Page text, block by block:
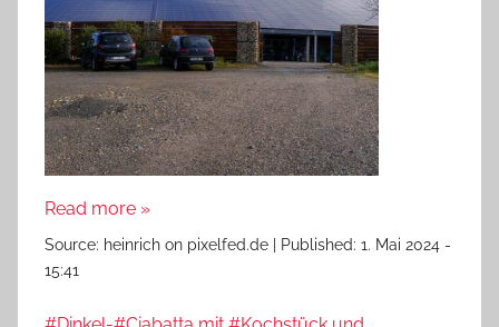
Read more »
Source: heinrich on pixelfed.de Published: 1. Mai 2024 -
15:41